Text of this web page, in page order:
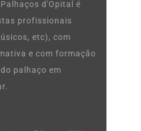
d'Opital é
profissionais
etc), com
e com formação
palhaço em